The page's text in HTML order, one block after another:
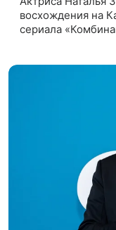
восхождения на
сериала